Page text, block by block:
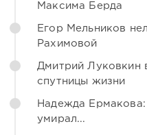
Максима Берда
Егор Мельников
Рахимовой
Дмитрий Луковкин
спутницы жизни
Надежда
умирал...